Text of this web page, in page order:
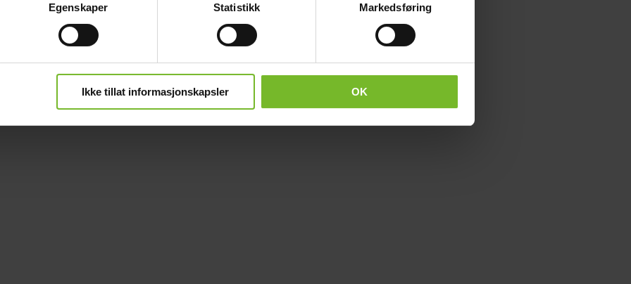
Egenskaper Statistikk Markedsføring
Ikke tillat informasjonskapsler OK